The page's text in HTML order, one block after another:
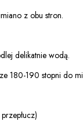
z obu stron.
delikatnie wodą.
180-190 stopni do